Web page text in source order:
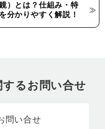
）とは？仕組み・特
分かりやすく解説！
るお問い合せ
問い合せ